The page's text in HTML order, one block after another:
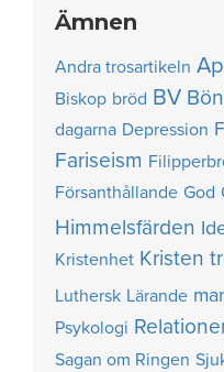
Ämnen
Andra trosartikeln
Biskop bröd BV
dagarna Depression
Fariseism
Försanthållande God
Himmelsfärden
Kristenhet Kristen
Luthersk Lärande
Psykologi
Sagan om Ringen